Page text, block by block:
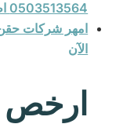
0503513564 اطلبنا الآن
الآن
ارخص